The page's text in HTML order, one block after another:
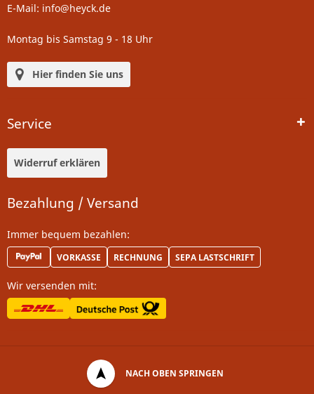
E-Mail: info@heyck.de
Montag bis Samstag 9 - 18 Uhr
Hier finden Sie uns
Service
Widerruf erklären
Bezahlung / Versand
Immer bequem bezahlen:
VORKASSE RECHNUNG SEPA LASTSCHRIFT
Wir versenden mit:
NACH OBEN SPRINGEN